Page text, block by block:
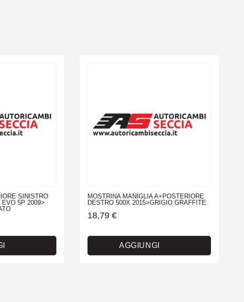
SINISTRO
EVO 5P 2009>
MOSTRINA MANIGLIA A+POSTERIORE
DESTRO 500X 2015>GRIGIO GRAFFITE
18,79 €
AGGIUNGI